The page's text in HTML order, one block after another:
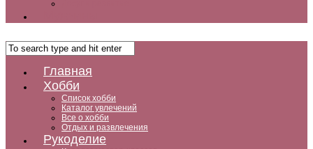
Главная
Хобби
Список хобби
Каталог увлечений
Все о хобби
Отдых и развлечения
Рукоделие